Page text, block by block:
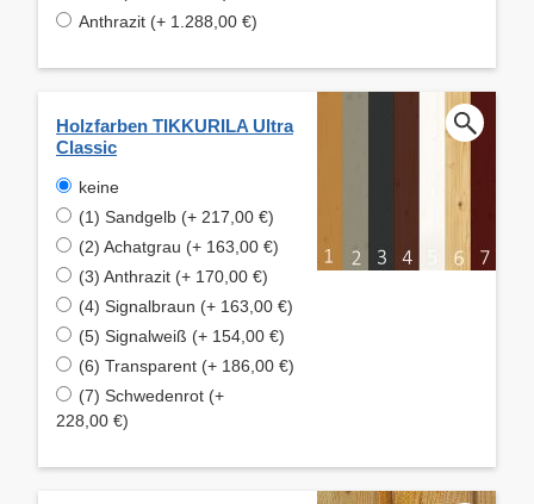
Anthrazit (+ 1.288,00 €)
Holzfarben TIKKURILA Ultra
Classic
keine
(1) Sandgelb (+ 217,00 €)
(2) Achatgrau (+ 163,00 €)
(3) Anthrazit (+ 170,00 €)
(4) Signalbraun (+ 163,00 €)
(5) Signalweiß (+ 154,00 €)
(6) Transparent (+ 186,00 €)
(7) Schwedenrot (+
228,00 €)